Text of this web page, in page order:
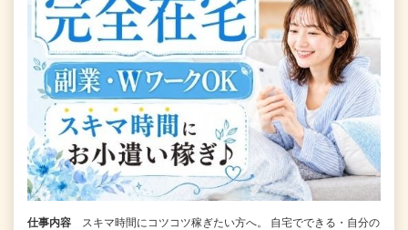
仕事内容
スキマ時間にコツコツ稼ぎたい方へ。 自宅でできる・自分の